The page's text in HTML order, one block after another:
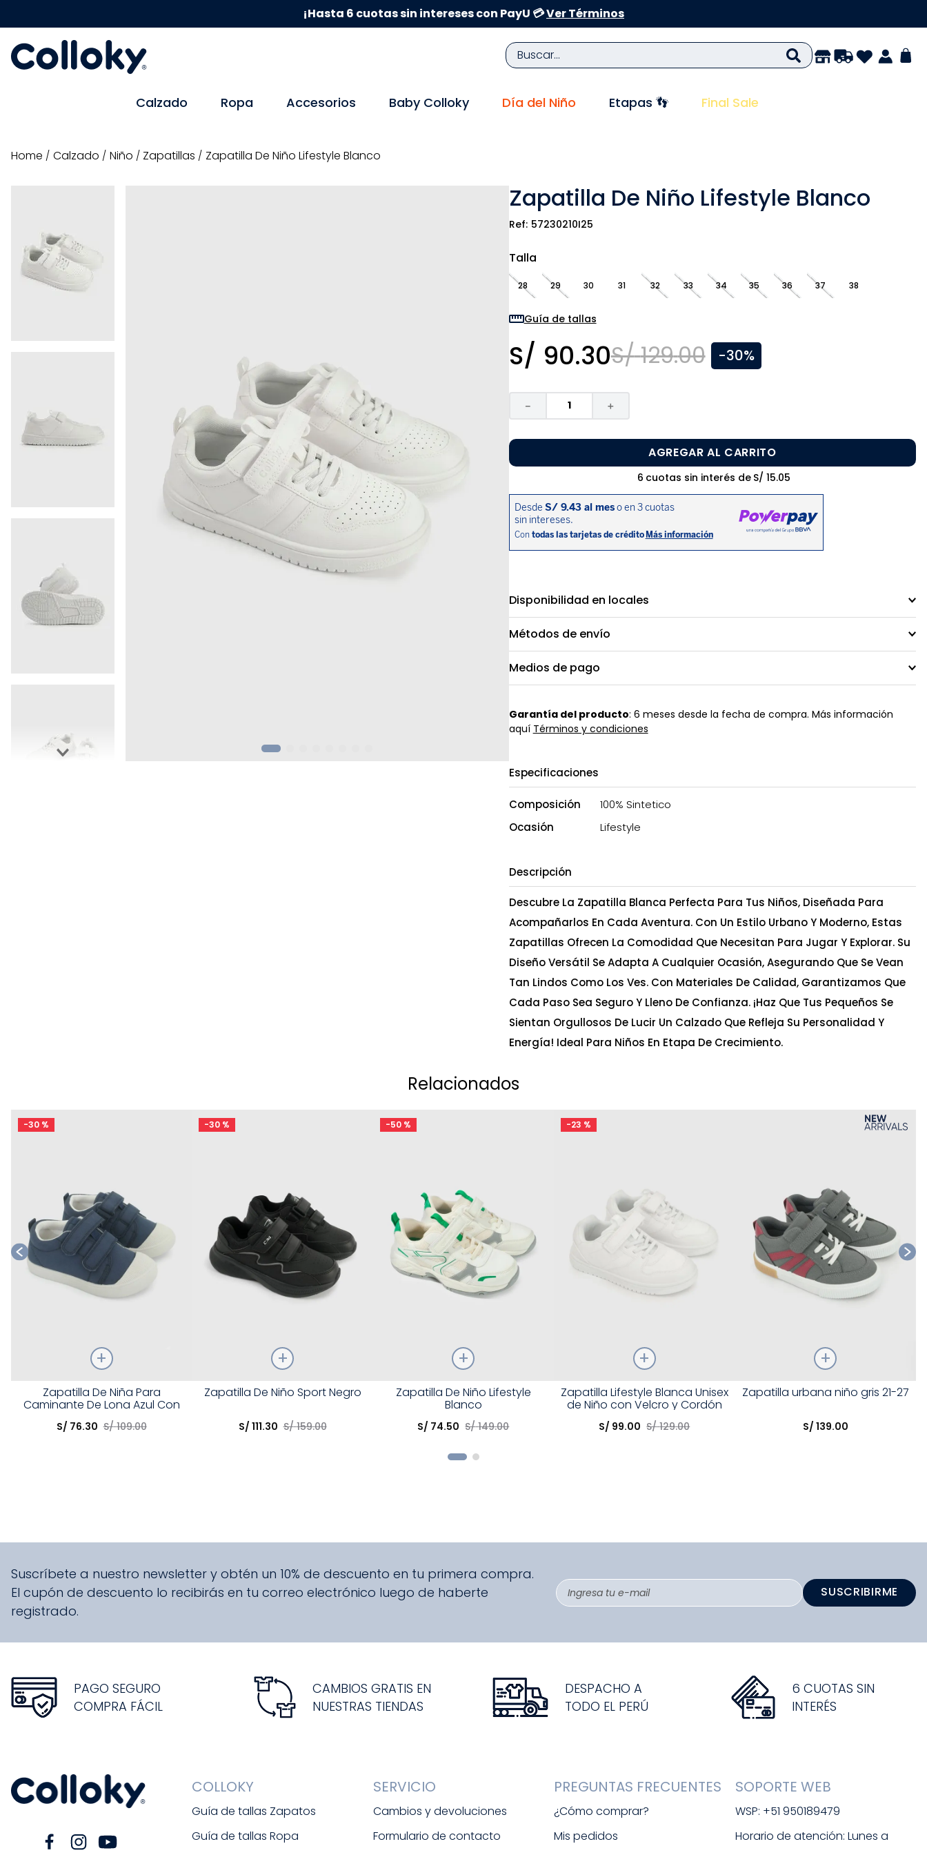
¡Hasta 6 cuotas sin intereses con PayU 💳Ver Términos
Buscar...
Calzado Ropa Accesorios Baby Colloky Día del Niño Etapas 👣 Final Sale
calzado niño zapatillas Zapatilla De Niño Lifestyle Blanco
Zapatilla De Niño Lifestyle Blanco
57230210I25
Talla
28 29 30 31 32 33 34 35 36 37 38
Guía de tallas
S/ 90.30S/ 129.00 -30%
＋
－
AGREGAR AL CARRITO
6 cuotas sin interés de S/ 15.05
Disponibilidad en locales
Métodos de envío
Medios de pago
Garantía del producto: 6 meses desde la fecha de compra. Más información
aquí Términos y condiciones
Especificaciones
Composición
100% Sintetico
Ocasión
Lifestyle
Descripción
Descubre La Zapatilla Blanca Perfecta Para Tus Niños, Diseñada Para
Acompañarlos En Cada Aventura. Con Un Estilo Urbano Y Moderno, Estas
Zapatillas Ofrecen La Comodidad Que Necesitan Para Jugar Y Explorar. Su
Diseño Versátil Se Adapta A Cualquier Ocasión, Asegurando Que Se Vean
Tan Lindos Como Los Ves. Con Materiales De Calidad, Garantizamos Que
Cada Paso Sea Seguro Y Lleno De Confianza. ¡Haz Que Tus Pequeños Se
Sientan Orgullosos De Lucir Un Calzado Que Refleja Su Personalidad Y
Energía! Ideal Para Niños En Etapa De Crecimiento.
Relacionados
-30 %
Elige una opción
Zapatilla De Niña Para
Caminante De Lona Azul Con
Velcro
S/ 76.30 S/ 109.00
-30 %
Talla
Zapatilla De Niño Sport Negro
S/ 111.30 S/ 159.00
-50 %
Elige una opción
Zapatilla De Niño Lifestyle
Blanco
S/ 74.50 S/ 149.00
-23 %
Talla
Elige una opción
Zapatilla Lifestyle Blanca Unisex
de Niño con Velcro y Cordón
Elástico
S/ 99.00 S/ 129.00
Talla
Zapatilla urbana niño gris 21-27
S/ 139.00
Suscríbete a nuestro newsletter y obtén un 10% de descuento en tu primera compra.
El cupón de descuento lo recibirás en tu correo electrónico luego de haberte
registrado.
SUSCRIBIRME
PAGO SEGURO
COMPRA FÁCIL
CAMBIOS GRATIS EN
NUESTRAS TIENDAS
DESPACHO A
TODO EL PERÚ
6 CUOTAS SIN
INTERÉS
COLLOKY
Guía de tallas Zapatos
Guía de tallas Ropa
SERVICIO
Cambios y devoluciones
Formulario de contacto
PREGUNTAS FRECUENTES
¿Cómo comprar?
Mis pedidos
SOPORTE WEB
WSP: +51 950189479
Horario de atención: Lunes a
TÉRMINOS MÁS BUSCADOS